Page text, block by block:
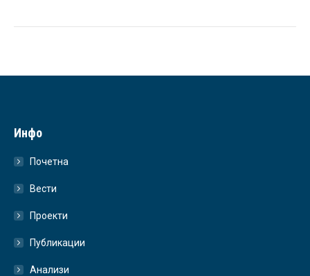
Инфо
Почетна
Вести
Проекти
Публикации
Анализи